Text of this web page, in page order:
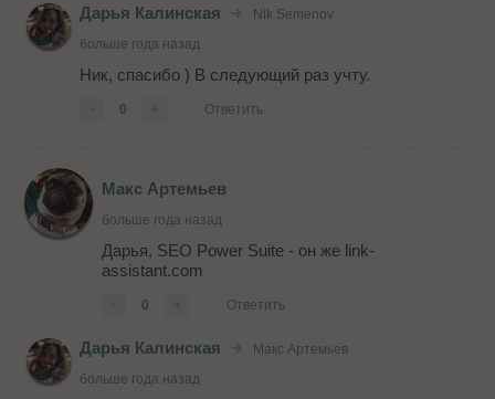
Дарья Калинская
Nik Semenov
больше года назад
Ник, спасибо ) В следующий раз учту.
0 Ответить
Макс Артемьев
больше года назад
Дарья, SEO Power Suite - он же link-
assistant.com
0 Ответить
Дарья Калинская
Макс Артемьев
больше года назад